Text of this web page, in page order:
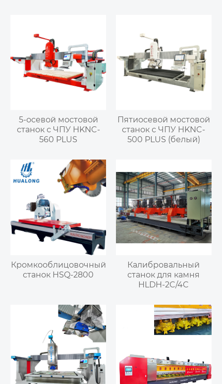
5-осевой мостовой
станок с ЧПУ HKNC-
560 PLUS
Пятиосевой мостовой
станок с ЧПУ HKNC-
500 PLUS (белый)
Кромкооблицовочный
станок HSQ-2800
Калибровальный
станок для камня
HLDH-2C/4C